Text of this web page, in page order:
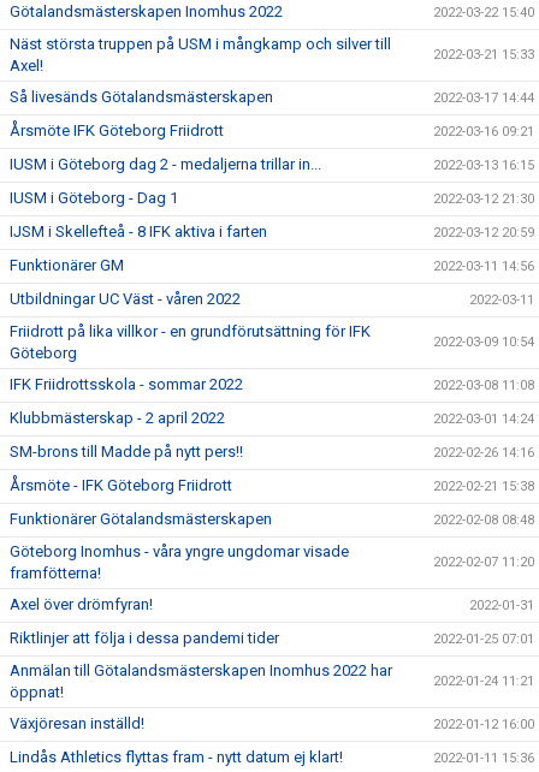
Götalandsmästerskapen Inomhus 2022 2022-03-22 15:40
Näst största truppen på USM i mångkamp och silver till
Axel!
2022-03-21 15:33
Så livesänds Götalandsmästerskapen 2022-03-17 14:44
Årsmöte IFK Göteborg Friidrott 2022-03-16 09:21
IUSM i Göteborg dag 2 - medaljerna trillar in... 2022-03-13 16:15
IUSM i Göteborg - Dag 1 2022-03-12 21:30
IJSM i Skellefteå - 8 IFK aktiva i farten 2022-03-12 20:59
Funktionärer GM 2022-03-11 14:56
Utbildningar UC Väst - våren 2022 2022-03-11
Friidrott på lika villkor - en grundförutsättning för IFK
Göteborg
2022-03-09 10:54
IFK Friidrottsskola - sommar 2022 2022-03-08 11:08
Klubbmästerskap - 2 april 2022 2022-03-01 14:24
SM-brons till Madde på nytt pers!! 2022-02-26 14:16
Årsmöte - IFK Göteborg Friidrott 2022-02-21 15:38
Funktionärer Götalandsmästerskapen 2022-02-08 08:48
Göteborg Inomhus - våra yngre ungdomar visade
framfötterna!
2022-02-07 11:20
Axel över drömfyran! 2022-01-31
Riktlinjer att följa i dessa pandemi tider 2022-01-25 07:01
Anmälan till Götalandsmästerskapen Inomhus 2022 har
öppnat!
2022-01-24 11:21
Växjöresan inställd! 2022-01-12 16:00
Lindås Athletics flyttas fram - nytt datum ej klart! 2022-01-11 15:36